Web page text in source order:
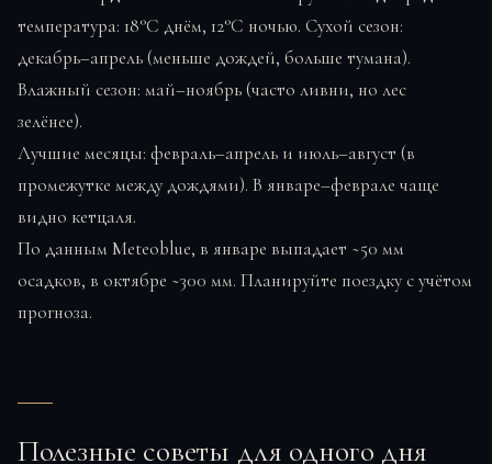
температура: 18°C днём, 12°C ночью. Сухой сезон:
декабрь–апрель (меньше дождей, больше тумана).
Влажный сезон: май–ноябрь (часто ливни, но лес
зелёнее).
Лучшие месяцы: февраль–апрель и июль–август (в
промежутке между дождями). В январе–феврале чаще
видно кетцаля.
По данным Meteoblue, в январе выпадает ~50 мм
осадков, в октябре ~300 мм. Планируйте поездку с учётом
прогноза.
Полезные советы для одного дня